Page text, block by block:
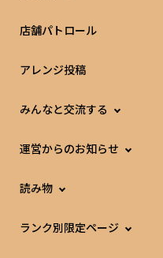
店舗パトロール
アレンジ投稿
みんなと交流する
運営からのお知らせ
読み物
ランク別限定ページ